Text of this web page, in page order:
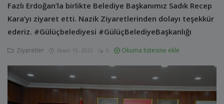
Hizmetler
Duyurular
E-Belediye
İletişim
Fazlı Erdoğan’la birlikte Belediye Başkanımız Sadık Recep
Kara’yı ziyaret etti. Nazik Ziyaretlerinden dolayı teşekkür
ederiz. #Gülüçbelediyesi #GülüçBelediyeBaşkanlığı
Ziyaretler Nisan 15, 2025 0 Okuma listesine ekle